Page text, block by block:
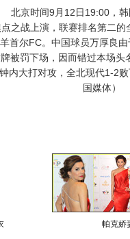
京时间9月12日19:00，韩
之战上演，联赛排名第二的
首尔FC。中国球员万厚良
被罚下场，因而错过本场头
内大打对攻，全北现代1-2
国媒体）
帕克娇